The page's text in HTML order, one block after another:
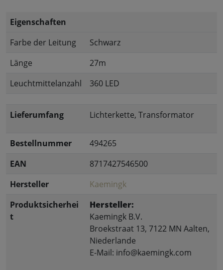
Eigenschaften
Farbe der Leitung
Schwarz
Länge
27m
Leuchtmittelanzahl
360 LED
Lieferumfang Lichterkette, Transformator
Bestellnummer
494265
EAN
8717427546500
Hersteller
Kaemingk
Produktsicherhei
t
Hersteller:
Kaemingk B.V.
Broekstraat 13, 7122 MN Aalten,
Niederlande
E-Mail: info@kaemingk.com